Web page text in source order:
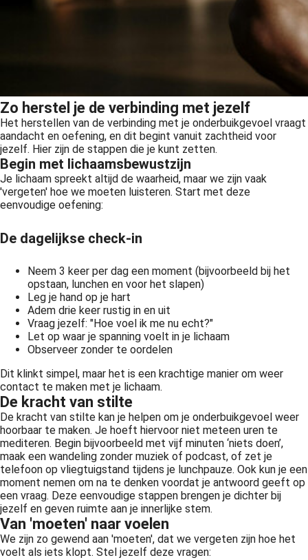
Zo herstel je de verbinding met jezelf
Het herstellen van de verbinding met je onderbuikgevoel vraagt
aandacht en oefening, en dit begint vanuit zachtheid voor
jezelf. Hier zijn de stappen die je kunt zetten.
Begin met lichaamsbewustzijn
Je lichaam spreekt altijd de waarheid, maar we zijn vaak
'vergeten' hoe we moeten luisteren. Start met deze
eenvoudige oefening:
De dagelijkse check-in
Neem 3 keer per dag een moment (bijvoorbeeld bij het
opstaan, lunchen en voor het slapen)
Leg je hand op je hart
Adem drie keer rustig in en uit
Vraag jezelf: "Hoe voel ik me nu echt?"
Let op waar je spanning voelt in je lichaam
Observeer zonder te oordelen
Dit klinkt simpel, maar het is een krachtige manier om weer
contact te maken met je lichaam.
De kracht van stilte
De kracht van stilte kan je helpen om je onderbuikgevoel weer
hoorbaar te maken. Je hoeft hiervoor niet meteen uren te
mediteren. Begin bijvoorbeeld met vijf minuten ‘niets doen’,
maak een wandeling zonder muziek of podcast, of zet je
telefoon op vliegtuigstand tijdens je lunchpauze. Ook kun je een
moment nemen om na te denken voordat je antwoord geeft op
een vraag. Deze eenvoudige stappen brengen je dichter bij
jezelf en geven ruimte aan je innerlijke stem.
Van 'moeten' naar voelen
We zijn zo gewend aan 'moeten', dat we vergeten zijn hoe het
voelt als iets klopt. Stel jezelf deze vragen: